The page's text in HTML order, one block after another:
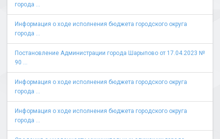
города ...
Информация о ходе исполнения бюджета городского округа
города ...
Постановление Администрации города Шарыпово от 17.04.2023 №
90 ...
Информация о ходе исполнения бюджета городского округа
города ...
Информация о ходе исполнения бюджета городского округа
города ...